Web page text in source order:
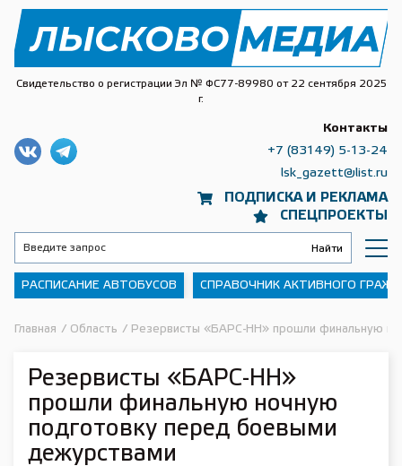
Свидетельство о регистрации Эл № ФС77-89980 от 22 сентября 2025
г.
ПОДПИСКА И РЕКЛАМА
СПЕЦПРОЕКТЫ
Контакты
+7 (83149) 5-13-24
lsk_gazett@list.ru
РАСПИСАНИЕ АВТОБУСОВ СПРАВОЧНИК АКТИВНОГО
Главная / Область / Резервисты «БАРС-НН» прошли финальную
Резервисты «БАРС-НН»
прошли финальную ночную
подготовку перед боевыми
дежурствами